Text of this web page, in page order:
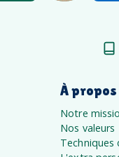
À propos
Notre
Nos valeurs
Techniques